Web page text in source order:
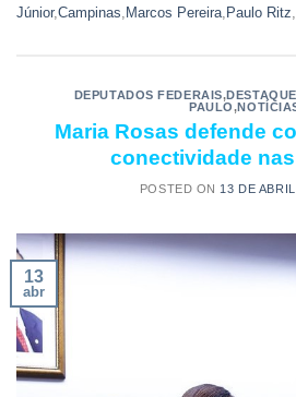
Júnior, Campinas Marcos Pereira Paulo Ritz
DEPUTADOS FEDERAIS,
PAULO,
Maria Rosas defende
conectividade
POSTED ON 13 DE
13
abr